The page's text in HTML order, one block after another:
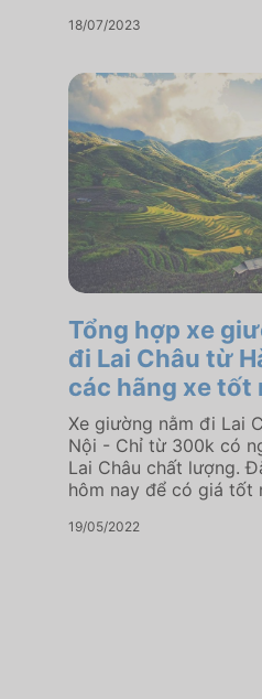
18/07/2023
Tổng hợp xe
đi Lai Châu từ
các hãng xe tốt
Xe giường nằm đi Lai
Nội - Chỉ từ 300k có
Lai Châu chất lượng.
hôm nay để có giá tốt
19/05/2022